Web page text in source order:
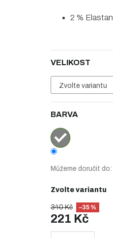
340 Kč –35 %
221 Kč
Zvolte variantu
VELIKOST
BARVA
Můžeme doručit do:
2 % Elastan